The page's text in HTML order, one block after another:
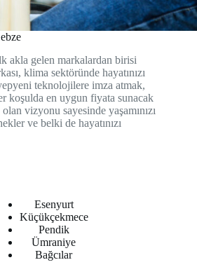
akla gelen markalardan birisi
klima sektöründe hayatınızı
teknolojilere imza atmak,
koşulda en uygun fiyata sunacak
vizyonu sayesinde yaşamınızı
ve belki de hayatınızı
Esenyurt
Küçükçekmece
Pendik
Ümraniye
Bağcılar